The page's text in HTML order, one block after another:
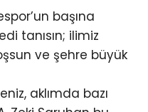
başına
tanısın; ilimiz
ve şehre büyük
aklımda bazı